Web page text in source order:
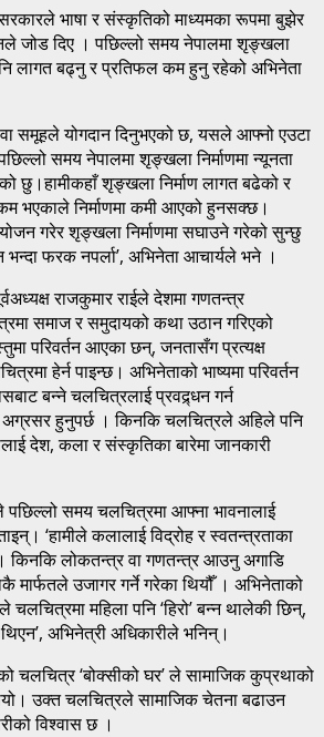
भाषा र संस्कृतिको माध्यमका रूपमा बुझेर
जोड दिए । पछिल्लो समय नेपालमा शृङ्खला
लागत बढ्नु र प्रतिफल कम हुनु रहेको अभिनेता
वा समूहले योगदान दिनुभएको छ, यसले आफ्नो एउटा
समय नेपालमा शृङ्खला निर्माणमा न्यूनता
छु।हामीकहाँ शृङ्खला निर्माण लागत बढेको र
भएकाले निर्माणमा कमी आएको हुनसक्छ।
गरेर शृङ्खला निर्माणमा सघाउने गरेको सुन्छु
भन्दा फरक नपर्ला’, अभिनेता आचार्यले भने ।
राजकुमार राईले देशमा गणतन्त्र
समाज र समुदायको कथा उठान गरिएको
परिवर्तन आएका छन्, जनतासँग प्रत्यक्ष
हेर्न पाइन्छ। अभिनेताको भाष्यमा परिवर्तन
बन्ने चलचित्रलाई प्रवद्र्धन गर्न
अग्रसर हुनुपर्छ । किनकि चलचित्रले अहिले पनि
देश, कला र संस्कृतिका बारेमा जानकारी
समय चलचित्रमा आफ्ना भावनालाई
‘हामीले कलालाई विद्रोह र स्वतन्त्रताका
किनकि लोकतन्त्र वा गणतन्त्र आउनु अगाडि
मार्फतले उजागर गर्ने गरेका थियौँ । अभिनेताको
चलचित्रमा महिला पनि ‘हिरो’ बन्न थालेकी छिन्,
अभिनेत्री अधिकारीले भनिन्।
चलचित्र ‘बोक्सीको घर’ ले सामाजिक कुप्रथाको
उक्त चलचित्रले सामाजिक चेतना बढाउन
विश्वास छ ।